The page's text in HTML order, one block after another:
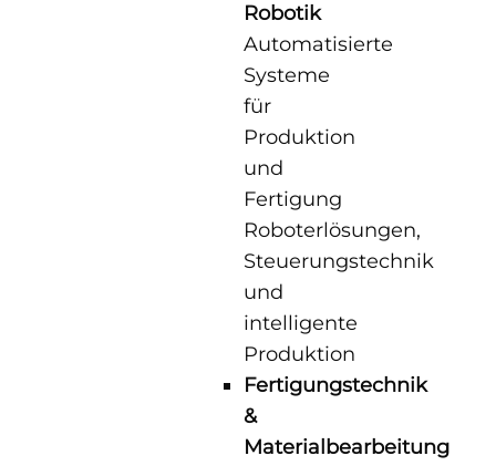
Robotik
Automatisierte
Systeme
für
Produktion
und
Fertigung
Roboterlösungen,
Steuerungstechnik
und
intelligente
Produktion
Fertigungstechnik
&
Materialbearbeitung
Switch The Language